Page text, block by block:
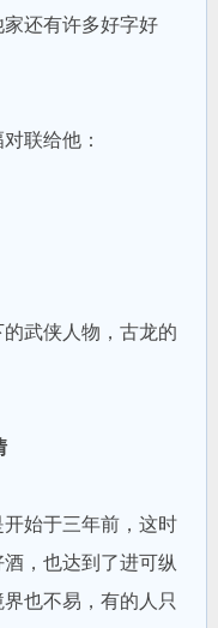
还有许多好字好
联给他：
武侠人物，古龙的
始于三年前，这时
，也达到了进可纵
也不易，有的人只